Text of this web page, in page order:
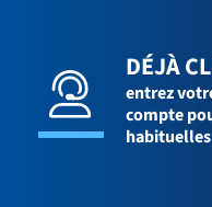
DÉJÀ
entrez
compte
habituelles